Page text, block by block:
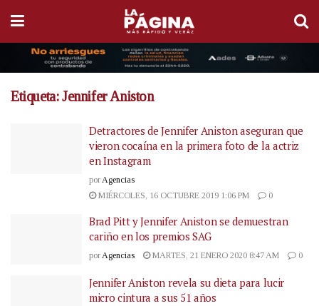
Etiqueta:Jennifer Aniston
Detractores de Jennifer Aniston aseguran que
vieron cocaína en la primera foto de la actriz
en Instagram
por Agencias
MIÉRCOLES, 16 OCTUBRE 2019 1:06 PM
0
Brad Pitt y Jennifer Aniston se demuestran
cariño en los premios SAG
por Agencias MARTES, 21 ENERO 2020 8:47 AM 0
Jennifer Aniston revela su dieta para lucir
micro cintura a sus 51 años